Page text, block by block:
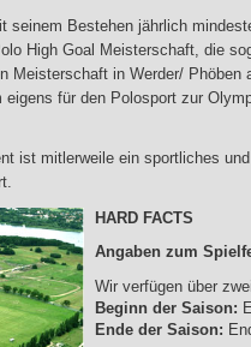
seinem Bestehen jährlich
High Goal Meisterschaft, die
Meisterschaft in Werder/
eigens für den Polosport zur
ist mitlerweile ein sportliches
HARD FACTS
Angaben zum
Wir verfügen über
Beginn der Saison:
Ende der Saison: